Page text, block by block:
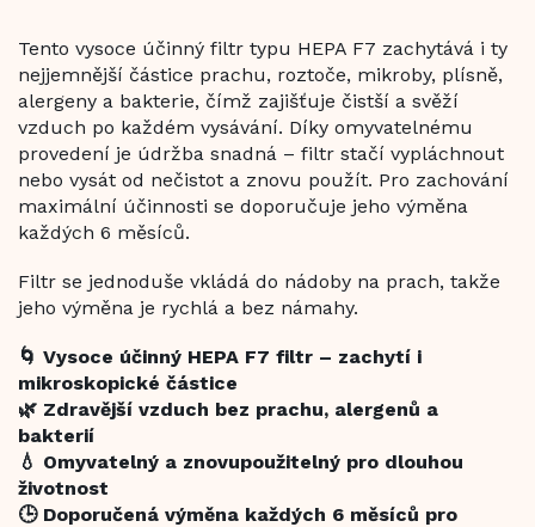
Tento vysoce účinný filtr typu HEPA F7 zachytává i ty
nejjemnější částice prachu, roztoče, mikroby, plísně,
alergeny a bakterie, čímž zajišťuje čistší a svěží
vzduch po každém vysávání. Díky omyvatelnému
provedení je údržba snadná – filtr stačí vypláchnout
nebo vysát od nečistot a znovu použít. Pro zachování
maximální účinnosti se doporučuje jeho výměna
každých 6 měsíců.
Filtr se jednoduše vkládá do nádoby na prach, takže
jeho výměna je rychlá a bez námahy.
🌀 Vysoce účinný HEPA F7 filtr – zachytí i
mikroskopické částice
🌿 Zdravější vzduch bez prachu, alergenů a
bakterií
💧 Omyvatelný a znovupoužitelný pro dlouhou
životnost
🕒 Doporučená výměna každých 6 měsíců pro